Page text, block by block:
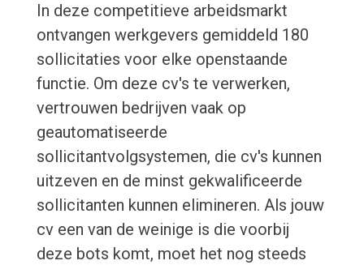
In deze competitieve arbeidsmarkt
ontvangen werkgevers gemiddeld 180
sollicitaties voor elke openstaande
functie. Om deze cv's te verwerken,
vertrouwen bedrijven vaak op
geautomatiseerde
sollicitantvolgsystemen, die cv's kunnen
uitzeven en de minst gekwalificeerde
sollicitanten kunnen elimineren. Als jouw
cv een van de weinige is die voorbij
deze bots komt, moet het nog steeds